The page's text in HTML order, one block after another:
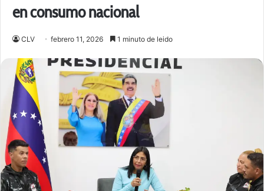
en consumo nacional
CLV febrero 11, 2026 1 minuto de leido